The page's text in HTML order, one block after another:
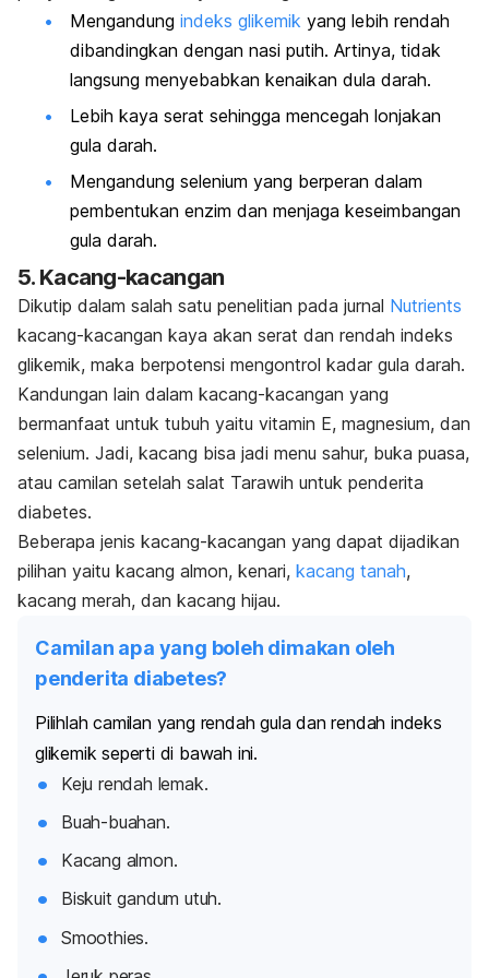
Mengandung indeks glikemik yang lebih rendah
dibandingkan dengan nasi putih. Artinya, tidak
langsung menyebabkan kenaikan dula darah.
Lebih kaya serat sehingga mencegah lonjakan
gula darah.
Mengandung selenium yang berperan dalam
pembentukan enzim dan menjaga keseimbangan
gula darah.
5. Kacang-kacangan
Dikutip dalam salah satu penelitian pada jurnal Nutrients
kacang-kacangan kaya akan serat dan rendah indeks
glikemik, maka berpotensi mengontrol kadar gula darah.
Kandungan lain dalam kacang-kacangan yang
bermanfaat untuk tubuh yaitu vitamin E, magnesium, dan
selenium. Jadi, kacang bisa jadi menu sahur, buka puasa,
atau camilan setelah salat Tarawih untuk penderita
diabetes.
Beberapa jenis kacang-kacangan yang dapat dijadikan
pilihan yaitu kacang almon, kenari, kacang tanah,
kacang merah, dan kacang hijau.
Camilan apa yang boleh dimakan oleh
penderita diabetes?
Pilihlah camilan yang rendah gula dan rendah indeks
glikemik seperti di bawah ini.
Keju rendah lemak.
Buah-buahan.
Kacang almon.
Biskuit gandum utuh.
Smoothies.